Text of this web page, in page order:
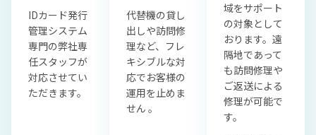
IDカード発行
管理システム
専門の弊社専
任スタッフが
対応させてい
ただきます。
代替機の貸し
出しや訪問修
理など、フレ
キシブルな対
応でお客様の
運用を止めま
せん 。
域をサポート
の対象として
おります。遠
隔地であって
も訪問修理や
ご返送による
修理が可能で
す。